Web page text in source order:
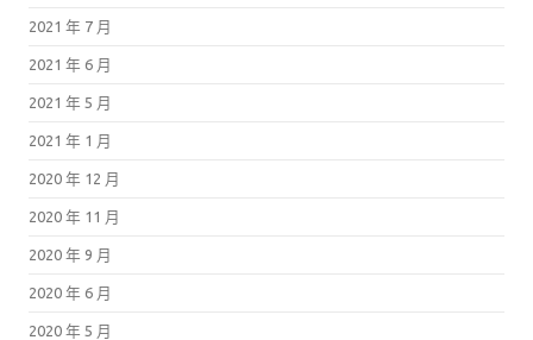
2021 年 7 月
2021 年 6 月
2021 年 5 月
2021 年 1 月
2020 年 12 月
2020 年 11 月
2020 年 9 月
2020 年 6 月
2020 年 5 月